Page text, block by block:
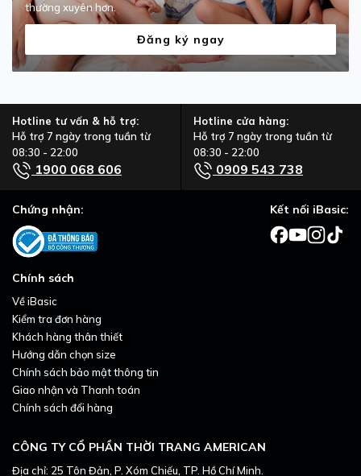
-----------------------------------------
THÔNG TIN THƯƠNG HIỆU
Underwear & Homewear
Born in USA - Made in Vietnam
iBasic là thương hiệu nội y với hơn 35 năm kinh nghiệm nghiên
chuẩn dáng Việt, giá hợp lý dành cho nữ, nam và trẻ em; giúp
bạn chăm sóc bản thân cùng gia đình từ những điều nhỏ nhất.
-----------------------------------------
iBasic không ngừng đổi mới để mang đến dòng nội y “CHẤT
LƯỢNG – THỜI TRANG – TIỆN LỢI – AN TOÀN”
Là lựa chọn hoàn hảo cho cả gia đình.
thường xuyên hơn.
Đăng ký ngay
Hotline tư vấn & hỗ trợ:
Hỗ trợ 7 ngày trong tuần từ
08:30 - 22:00
1900 068 606
Hotline cửa hàng:
Hỗ trợ 7 ngày trong tuần từ
08:30 - 22:00
0909 543 738
CÔNG TY CỔ PHẦN THỜI TRANG AMERICAN
Địa chỉ: 25 Tôn Đản, P. Xóm Chiếu, TP. Hồ Chí Minh.
Chính sách
Về iBasic
Kiểm tra đơn hàng
Khách hàng thân thiết
Hướng dẫn chọn size
Chính sách bảo mật thông tin
Giao nhận và Thanh toán
Chính sách đổi hàng
Chứng nhận: Kết nối iBasic: